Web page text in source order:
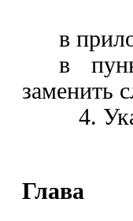
в
в
заменить
4.